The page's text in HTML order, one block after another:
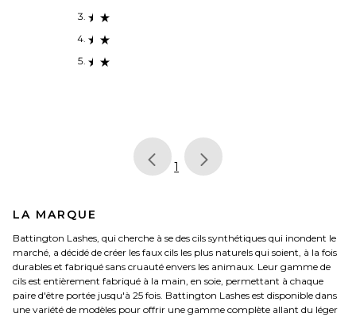
page
1 of 1, currently selected
LA MARQUE
Battington Lashes, qui cherche à se des cils synthétiques qui inondent le
marché, a décidé de créer les faux cils les plus naturels qui soient, à la fois
durables et fabriqué sans cruauté envers les animaux. Leur gamme de
cils est entièrement fabriqué à la main, en soie, permettant à chaque
paire d'être portée jusqu'à 25 fois. Battington Lashes est disponible dans
une variété de modèles pour offrir une gamme complète allant du léger